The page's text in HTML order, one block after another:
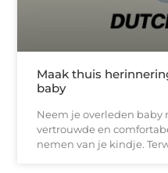
Maak thuis
baby
Neem je overleden baby
vertrouwde en
nemen van je kindje.